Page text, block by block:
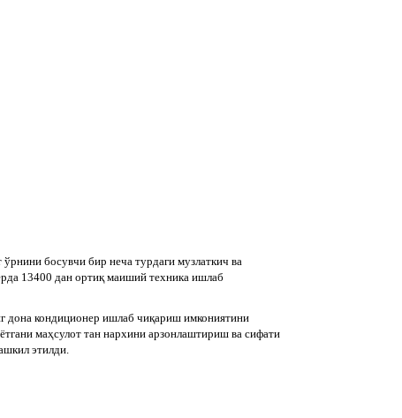
босувчи бир неча турдаги музлаткич ва
13400 дан ортиқ маиший техника ишлаб
дона кондиционер ишлаб чиқариш имкониятини
маҳсулот тан нархини арзонлаштириш ва сифати
этилди.